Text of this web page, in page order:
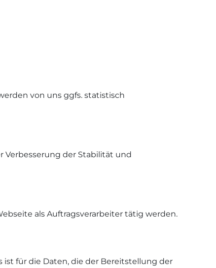
von uns ggfs. statistisch
Verbesserung der Stabilität und
als Auftragsverarbeiter tätig werden.
für die Daten, die der Bereitstellung der